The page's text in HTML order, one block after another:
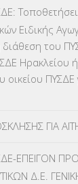
Ειδικής
διάθεση του
Ηρακλείου ή
ΠΥΣΔΕ
ΓΙΑ
ΕΠΕΙΓΟΝ
Δ.Ε.